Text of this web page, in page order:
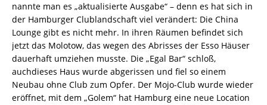
nannte man es „aktualisierte Ausgabe“ – denn es hat sich in
der Hamburger Clublandschaft viel verändert: Die China
Lounge gibt es nicht mehr. In ihren Räumen befindet sich
jetzt das Molotow, das wegen des Abrisses der Esso Häuser
dauerhaft umziehen musste. Die „Egal Bar“ schloß,
auchdieses Haus wurde abgerissen und fiel so einem
Neubau ohne Club zum Opfer. Der Mojo-Club wurde wieder
eröffnet, mit dem „Golem“ hat Hamburg eine neue Location